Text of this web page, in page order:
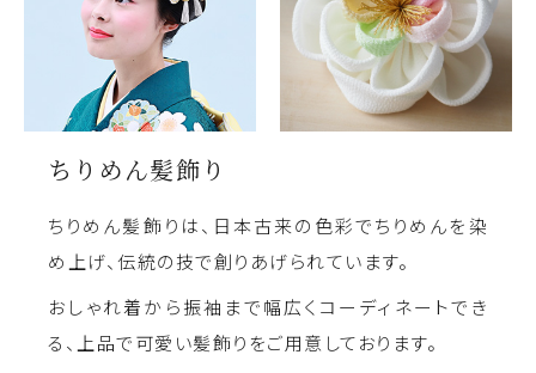
ちりめん髪飾り
ちりめん髪飾りは、日本古来の色彩でちりめんを染
め上げ、伝統の技で創りあげられています。
おしゃれ着から振袖まで幅広くコーディネートでき
る、上品で可愛い髪飾りをご用意しております。